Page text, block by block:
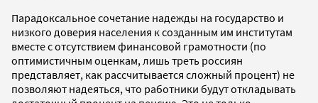
Парадоксальное сочетание надежды на государство и
низкого доверия населения к созданным им институтам
вместе с отсутствием финансовой грамотности (по
оптимистичным оценкам, лишь треть россиян
представляет, как рассчитывается сложный процент) не
позволяют надеяться, что работники будут откладывать